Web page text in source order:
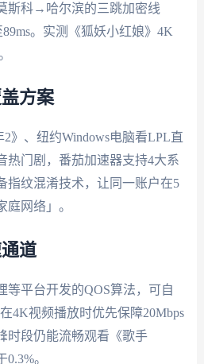
斯科→哈尔滨的三跳加密线
。实测《狐妖小红娘》4K
方案
》、纽约Windows电脑看LPL直
热门剧，番茄加速器支持4大系
指纹混淆技术，让同一账户在5
网络」。
道
等平台开发的QOS算法，可自
4K视频播放时优先保障20Mbps
时段仍能流畅观看《歌手
。